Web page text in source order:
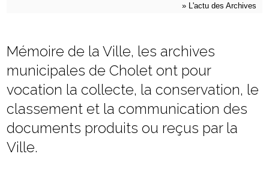
» L'actu des Archives
Mémoire de la Ville, les archives
municipales de Cholet ont pour
vocation la collecte, la conservation, le
classement et la communication des
documents produits ou reçus par la
Ville.